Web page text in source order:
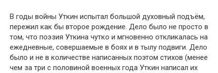
В годы войны Уткин испытал большой духовный подъём,
пережил как бы второе рождение. Дело было не просто в
том, что поэзия Уткина чутко и мгновенно откликалась на
ежедневные, совершаемые в боях и в тылу подвиги. Дело
было и не в количестве написанных поэтом стихов (менее
чем за три с половиной военных года Уткин написал их